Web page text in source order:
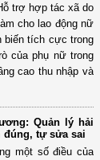
trợ hợp tác xã do
cho lao động nữ
biến tích cực trong
của phụ nữ trong
cao thu nhập và
Quản lý hải
đúng, tự sửa sai
một số điều của